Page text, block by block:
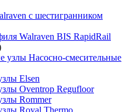
с шестигранником
Walraven BIS RapidRail
Насосно-смесительные
Elsen
Oventrop Regufloor
Rommer
Royal Thermo